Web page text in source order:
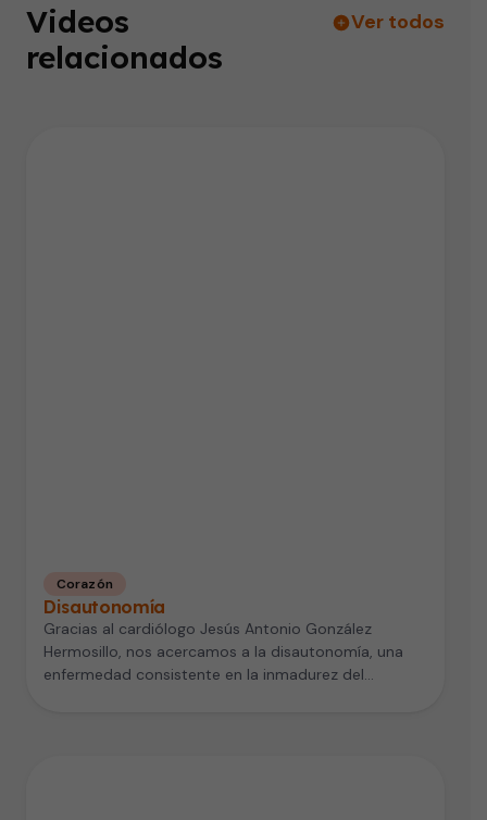
Videos
relacionados
Ver todos
Corazón
Disautonomía
Gracias al cardiólogo Jesús Antonio González
Hermosillo, nos acercamos a la disautonomía, una
enfermedad consistente en la inmadurez del